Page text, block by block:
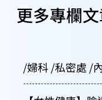
更多專欄
/婦科 /私密處 /